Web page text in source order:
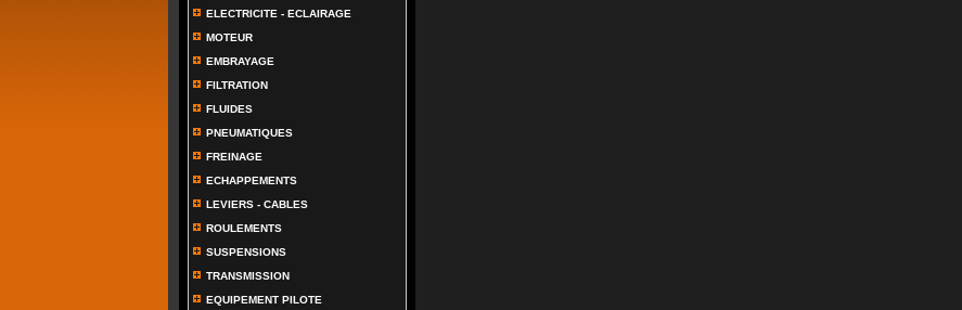
ELECTRICITE - ECLAIRAGE
MOTEUR
EMBRAYAGE
FILTRATION
FLUIDES
PNEUMATIQUES
FREINAGE
ECHAPPEMENTS
LEVIERS - CABLES
ROULEMENTS
SUSPENSIONS
TRANSMISSION
EQUIPEMENT PILOTE